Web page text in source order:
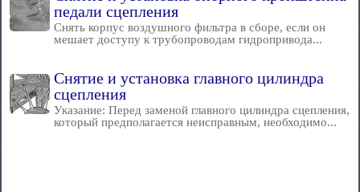
педали сцепления
Снять корпус воздушного фильтра в сборе, если он
мешает доступу к трубопроводам гидропривода...
Снятие и установка главного цилиндра
сцепления
Указание: Перед заменой главного цилиндра сцепления,
который предполагается неисправным, необходимо...